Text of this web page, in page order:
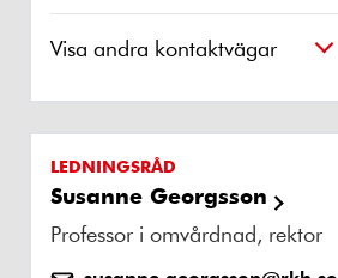
Visa andra kontaktvägar
LEDNINGSRÅD
Susanne Georgsson
Professor i omvårdnad, rektor